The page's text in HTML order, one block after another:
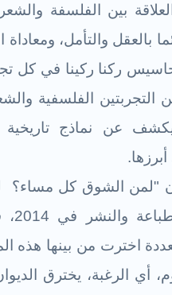
بين الفلسفة
بالعقل والتأمل، ومعاداة
ركنا ركينا في كل
من التجربتين الفلسفية
ويكشف عن نماذج
أبرزها.
"لمن الشوق كل مساء؟
اخترت من بينها هذه
أي الرغبة، يخترق